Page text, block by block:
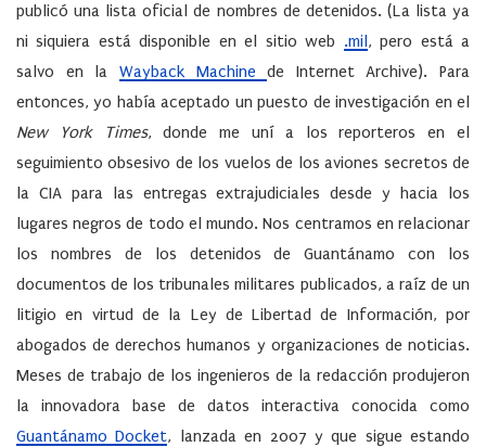
publicó una lista oficial de nombres de detenidos. (La lista ya
ni siquiera está disponible en el sitio web .mil, pero está a
salvo en la Wayback Machinede Internet Archive). Para
entonces, yo había aceptado un puesto de investigación en el
New York Times, donde me uní a los reporteros en el
seguimiento obsesivo de los vuelos de los aviones secretos de
la CIA para las entregas extrajudiciales desde y hacia los
lugares negros de todo el mundo. Nos centramos en relacionar
los nombres de los detenidos de Guantánamo con los
documentos de los tribunales militares publicados, a raíz de un
litigio en virtud de la Ley de Libertad de Información, por
abogados de derechos humanos y organizaciones de noticias.
Meses de trabajo de los ingenieros de la redacción produjeron
la innovadora base de datos interactiva conocida como
Guantánamo Docket, lanzada en 2007 y que sigue estando